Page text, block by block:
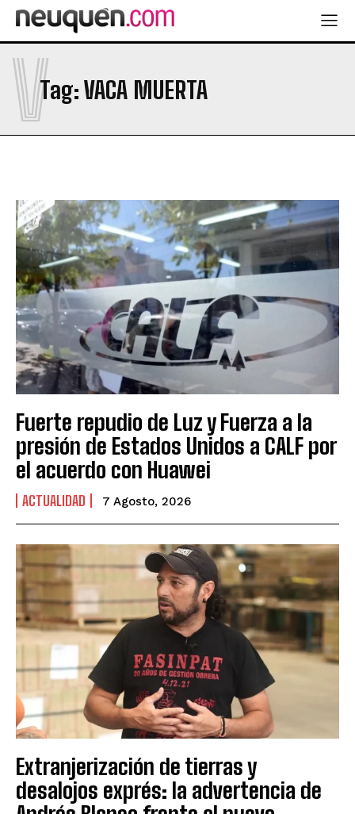
Tag:VACA MUERTA
V
Fuerte repudio de Luz y Fuerza a la
presión de Estados Unidos a CALF por
el acuerdo con Huawei
ACTUALIDAD 7 Agosto, 2026
Extranjerización de tierras y
desalojos exprés: la advertencia de